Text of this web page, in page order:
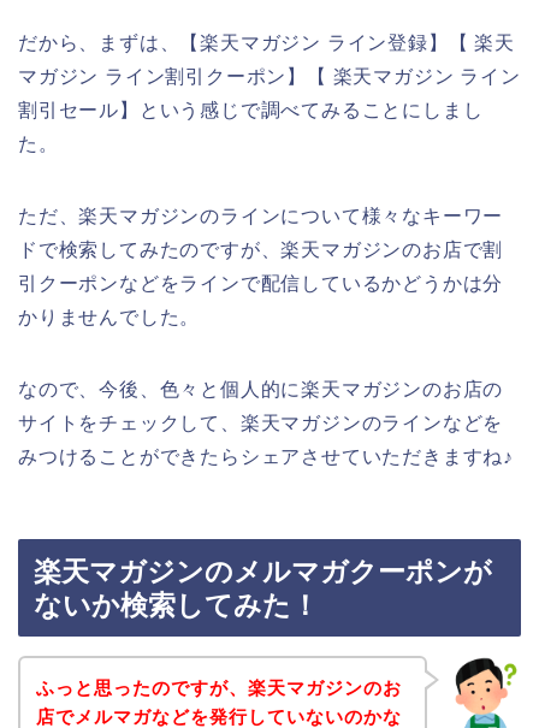
だから、まずは、【楽天マガジン ライン登録】【 楽天
マガジン ライン割引クーポン】【 楽天マガジン ライン
割引セール】という感じで調べてみることにしまし
た。
ただ、楽天マガジンのラインについて様々なキーワー
ドで検索してみたのですが、楽天マガジンのお店で割
引クーポンなどをラインで配信しているかどうかは分
かりませんでした。
なので、今後、色々と個人的に楽天マガジンのお店の
サイトをチェックして、楽天マガジンのラインなどを
みつけることができたらシェアさせていただきますね♪
楽天マガジンのメルマガクーポンが
ないか検索してみた！
ふっと思ったのですが、楽天マガジンのお
店でメルマガなどを発行していないのかな